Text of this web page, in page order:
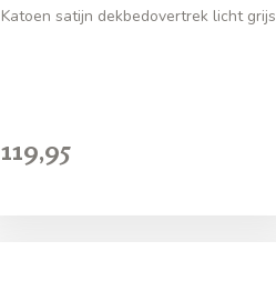
Katoen satijn dekbedovertrek licht grijs
119,95